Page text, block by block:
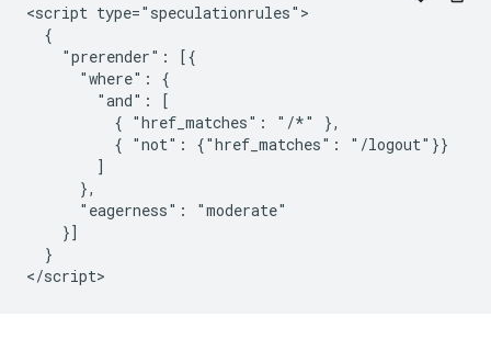
<script type="speculationrules">
  {
    "prerender": [{
      "where": {
        "and": [
          { "href_matches": "/*" },
          { "not": {"href_matches": "/logout"}}
        ]
      },
      "eagerness": "moderate"
    }]
  }